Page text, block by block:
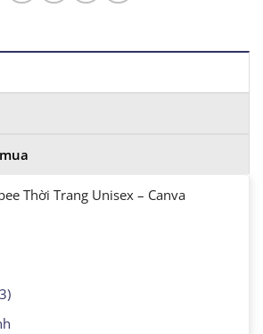
Thời Trang Unisex – Canva